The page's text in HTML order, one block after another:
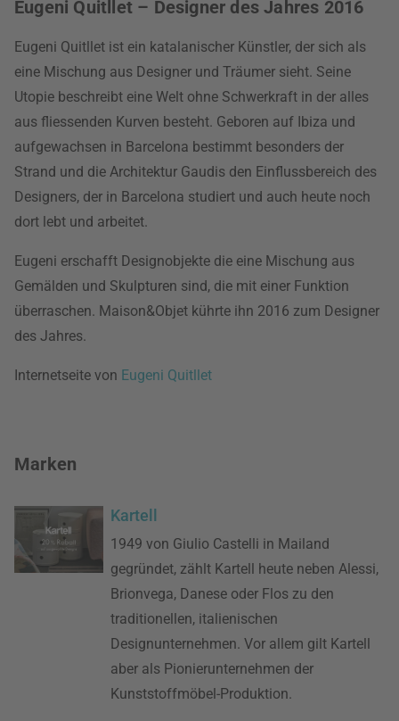
Eugeni Quitllet – Designer des Jahres 2016
Eugeni Quitllet ist ein katalanischer Künstler, der sich als
eine Mischung aus Designer und Träumer sieht. Seine
Utopie beschreibt eine Welt ohne Schwerkraft in der alles
aus fliessenden Kurven besteht. Geboren auf Ibiza und
aufgewachsen in Barcelona bestimmt besonders der
Strand und die Architektur Gaudis den Einflussbereich des
Designers, der in Barcelona studiert und auch heute noch
dort lebt und arbeitet.
Eugeni erschafft Designobjekte die eine Mischung aus
Gemälden und Skulpturen sind, die mit einer Funktion
überraschen. Maison&Objet kührte ihn 2016 zum Designer
des Jahres.
Internetseite von Eugeni Quitllet
Marken
Kartell
1949 von Giulio Castelli in Mailand
gegründet, zählt Kartell heute neben Alessi,
Brionvega, Danese oder Flos zu den
traditionellen, italienischen
Designunternehmen. Vor allem gilt Kartell
aber als Pionierunternehmen der
Kunststoffmöbel-Produktion.